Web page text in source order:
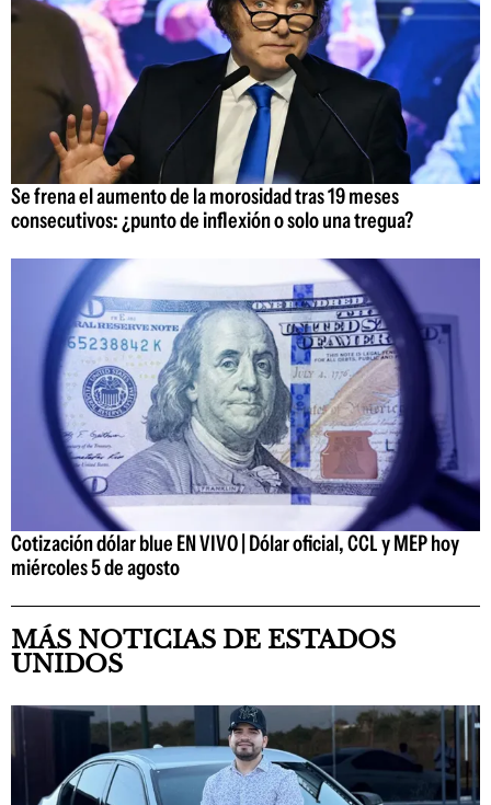
Se frena el aumento de la morosidad tras 19 meses
consecutivos: ¿punto de inflexión o solo una tregua?
Cotización dólar blue EN VIVO | Dólar oficial, CCL y MEP hoy
miércoles 5 de agosto
MÁS NOTICIAS DE ESTADOS
UNIDOS